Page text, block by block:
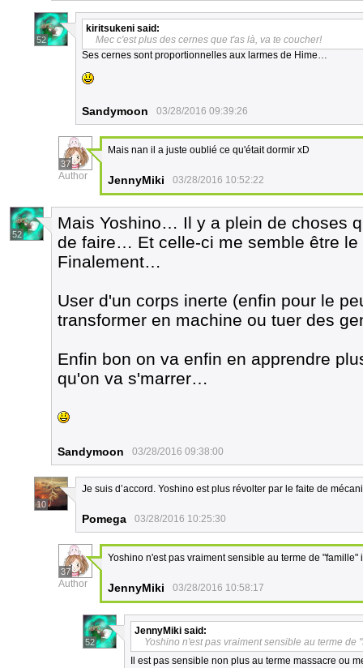
52
kiritsukeni said:
Mec c'est plus des cernes que t'as là, va te coucher!
Ses cernes sont proportionnelles aux larmes de Hime…
Sandymoon 03/28/2016 09:39:26
37
Author
Mais nan il a juste oublié ce qu'était dormir xD
JennyMiki 03/28/2016 10:52:22
52
Mais Yoshino… Il y a plein de choses
de faire… Et celle-ci me semble être
Finalement…
User d'un corps inerte (enfin pour le
transformer en machine ou tuer des
Enfin bon on va enfin en apprendre
qu'on va s'marrer…
Sandymoon 03/28/2016 09:38:00
10
Je suis d’accord. Yoshino est plus révolter par le faite de
Pomega 03/28/2016 10:25:30
37
Author
Yoshino n'est pas vraiment sensible au terme de "famille"
JennyMiki 03/28/2016 10:58:17
52
JennyMiki said:
Yoshino n'est pas vraiment sensible au terme de
Il est pas sensible non plus au terme massacre ou